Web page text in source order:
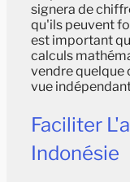
signera de
qu'ils peuvent
est important
calculs
vendre quelque
vue
Faciliter
Indonésie